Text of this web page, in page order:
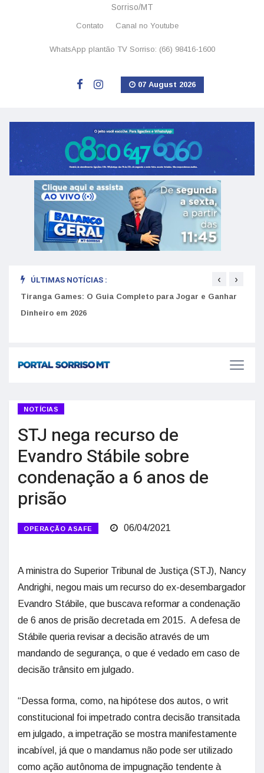
Sorriso/MT
Contato Canal no Youtube
WhatsApp plantão TV Sorriso: (66) 98416-1600
07 August 2026
ÚLTIMAS NOTÍCIAS :
Tiranga Games: O Guia Completo para Jogar e Ganhar
Dinheiro em 2026
‹ ›
NOTÍCIAS
STJ nega recurso de
Evandro Stábile sobre
condenação a 6 anos de
prisão
OPERAÇÃO ASAFE 06/04/2021
A ministra do Superior Tribunal de Justiça (STJ), Nancy
Andrighi, negou mais um recurso do ex-desembargador
Evandro Stábile, que buscava reformar a condenação
de 6 anos de prisão decretada em 2015. A defesa de
Stábile queria revisar a decisão através de um
mandando de segurança, o que é vedado em caso de
decisão trânsito em julgado.
“Dessa forma, como, na hipótese dos autos, o writ
constitucional foi impetrado contra decisão transitada
em julgado, a impetração se mostra manifestamente
incabível, já que o mandamus não pode ser utilizado
como ação autônoma de impugnação tendente à